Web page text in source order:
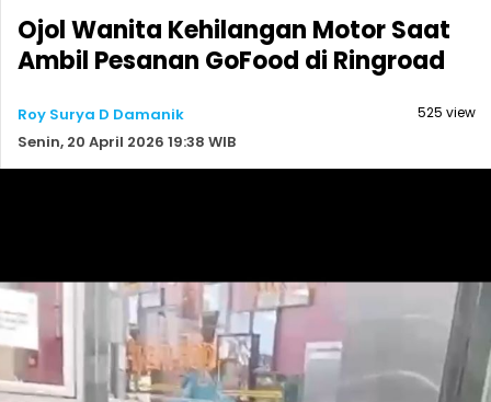
Ojol Wanita Kehilangan Motor Saat
Ambil Pesanan GoFood di Ringroad
Roy Surya D Damanik
Senin, 20 April 2026 19:38 WIB
525 view